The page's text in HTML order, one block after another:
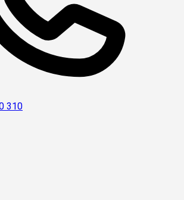
310